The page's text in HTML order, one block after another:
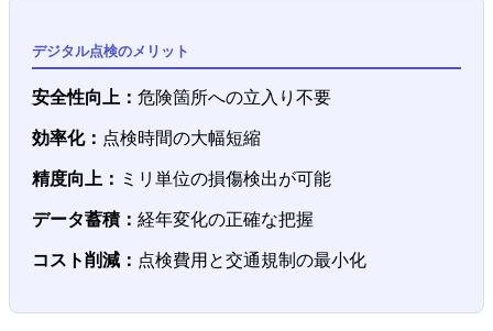
デジタル点検のメリット
安全性向上： 危険箇所への立入り不要
効率化： 点検時間の大幅短縮
精度向上： ミリ単位の損傷検出が可能
データ蓄積： 経年変化の正確な把握
コスト削減： 点検費用と交通規制の最小化